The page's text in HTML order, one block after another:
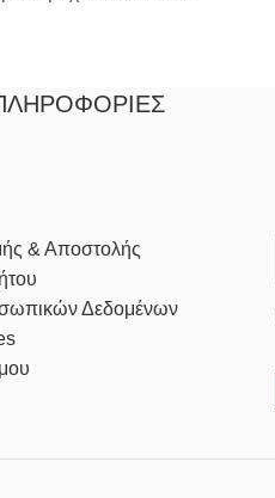
& Αποστολής
Δεδομένων